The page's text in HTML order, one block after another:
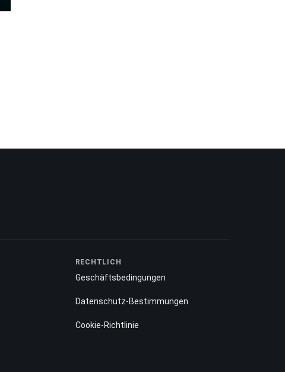
RECHTLICH
Geschäftsbedingungen
Datenschutz-Bestimmungen
Cookie-Richtlinie